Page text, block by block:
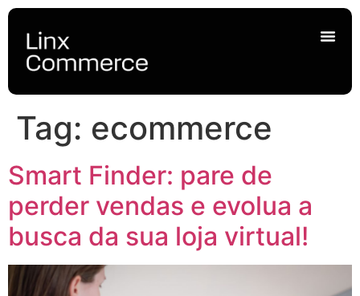
Tag: ecommerce
Smart Finder: pare de
perder vendas e evolua a
busca da sua loja virtual!